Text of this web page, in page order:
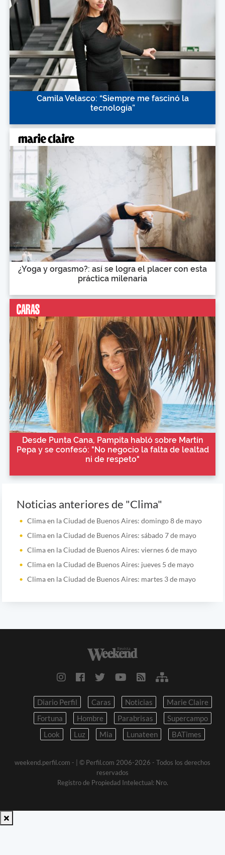
Camila Velasco: “Siempre me fascinó la
tecnología”
¿Yoga y orgasmo?: así se logra el placer con esta
práctica milenaria
Desde Punta Cana, Pampita habló sobre Martín
Pepa y se confesó: "No negocio la falta de lealtad
ni de respeto"
Noticias anteriores de "Clima"
Clima en la Ciudad de Buenos Aires: domingo 8 de mayo
Clima en la Ciudad de Buenos Aires: sábado 7 de mayo
Clima en la Ciudad de Buenos Aires: viernes 6 de mayo
Clima en la Ciudad de Buenos Aires: jueves 5 de mayo
Clima en la Ciudad de Buenos Aires: martes 3 de mayo
Diario Perfil Caras Noticias
Marie Claire
Fortuna
Hombre Parabrisas
Supercampo
Look
Luz Mia Lunateen BATimes
weekend.perfil.com -
| © Perfil.com 2006-2026 - Todos los derechos
reservados
Registro de Propiedad Intelectual: Nro.